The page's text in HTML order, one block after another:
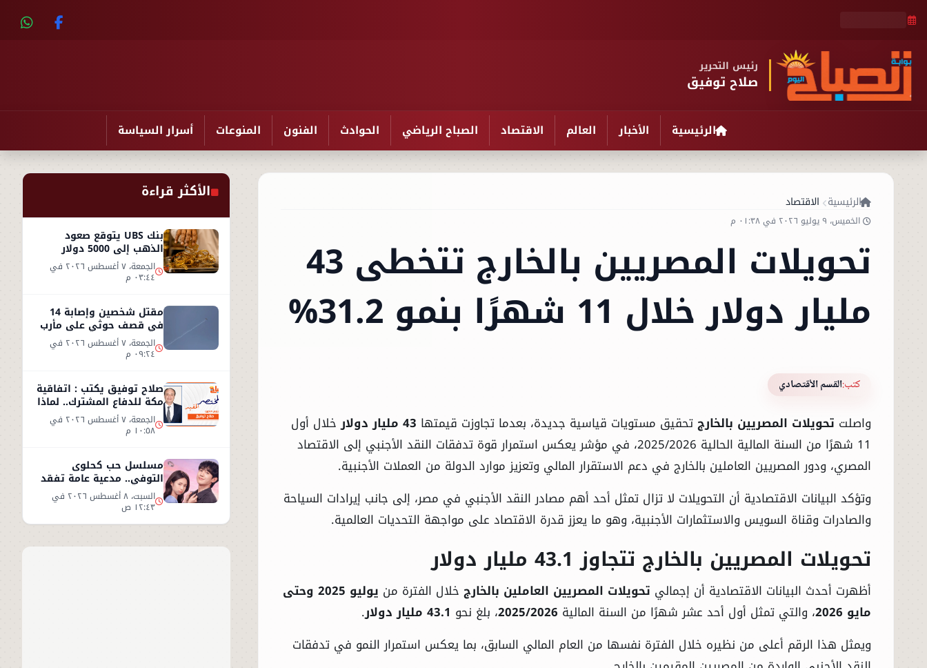
رئيس التحرير
صلاح توفيق
الرئيسية الأخبار العالم الاقتصاد الصباح الرياضي الحوادث الفنون المنوعات أسرار السياسة
الرئيسية الاقتصاد
الخميس، ٩ يوليو ٢٠٢٦ في ٠١:٣٨ م
تحويلات المصريين بالخارج تتخطى 43
مليار دولار خلال 11 شهرًا بنمو 31.2%
كتب:القسم الأقتصادي
واصلت تحويلات المصريين بالخارجتحقيق مستويات قياسية جديدة، بعدما تجاوزت قيمتها 43 مليار دولار
خلال أول
11 شهرًا من السنة المالية الحالية 2025/2026، في مؤشر يعكس استمرار قوة تدفقات النقد الأجنبي إلى الاقتصاد
المصري، ودور المصريين العاملين بالخارج في دعم الاستقرار المالي وتعزيز موارد الدولة من العملات الأجنبية.
وتؤكد البيانات الاقتصادية أن التحويلات لا تزال تمثل أحد أهم مصادر النقد الأجنبي في مصر، إلى جانب إيرادات السياحة
والصادرات وقناة السويس والاستثمارات الأجنبية، وهو ما يعزز قدرة الاقتصاد على مواجهة التحديات العالمية.
تحويلات المصريين بالخارج تتجاوز 43.1 مليار دولار
أظهرت أحدث البيانات الاقتصادية أن إجمالي تحويلات المصريين العاملين بالخارج خلال الفترة من
يوليو 2025 وحتى
مايو 2026
، والتي تمثل أول أحد عشر شهرًا من السنة المالية 2025/2026، بلغ نحو 43.1 مليار دولار
.
ويمثل هذا الرقم أعلى من نظيره خلال الفترة نفسها من العام المالي السابق، بما يعكس استمرار النمو في تدفقات
الأكثر قراءة
بنك UBS يتوقع صعود
الذهب إلى 5000 دولار
للأوقية - التفاصيل الجمعة، ٧ أغسطس ٢٠٢٦ في
٠٣:٤٤ م
مقتل شخصين وإصابة 14
في قصف حوثي على مأرب
الجمعة، ٧ أغسطس ٢٠٢٦ في
٠٩:٢٤ م
صلاح توفيق يكتب : اتفاقية
مكة للدفاع المشترك.. لماذا
غابت مصر؟ الجمعة، ٧ أغسطس ٢٠٢٦ في
١٠:٥٨ م
مسلسل حب كحلوى
التوفي.. مدعية عامة تفقد
ذاكرتها وتبدأ قصة حب
غامضة السبت، ٨ أغسطس ٢٠٢٦ في
١٢:٤٣ ص